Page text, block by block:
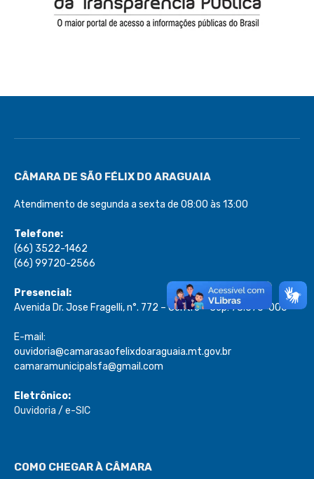
CÂMARA DE SÃO FÉLIX DO ARAGUAIA
Atendimento de segunda a sexta de 08:00 às 13:00
Telefone:
(66) 3522-1462
(66) 99720-2566
Presencial:
Avenida Dr. Jose Fragelli, n°. 772 – Centro – Cep: 78.670-000
E-mail:
ouvidoria@camarasaofelixdoaraguaia.mt.gov.br
camaramunicipalsfa@gmail.com
Eletrônico:
Ouvidoria / e-SIC
COMO CHEGAR À CÂMARA